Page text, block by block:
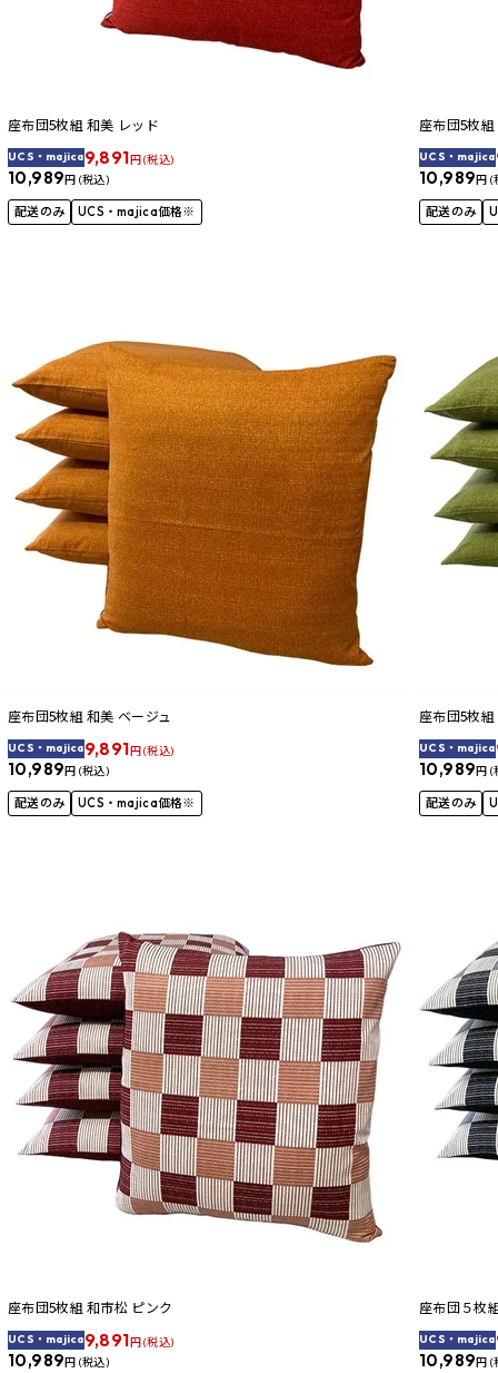
座布団5枚組 和美 レッド
UCS・majica9,891円 (税込)
10,989円 (税込)
配送のみ UCS・majica価格※
座布団5枚
UCS・majica
10,989円 (
配送のみ
座布団5枚組 和美 ベージュ
UCS・majica9,891円 (税込)
10,989円 (税込)
配送のみ UCS・majica価格※
座布団5枚
UCS・majica
10,989円 (
配送のみ
座布団5枚組 和市松 ピンク
UCS・majica9,891円 (税込)
10,989円 (税込)
座布団５枚
UCS・majica
10,989円 (